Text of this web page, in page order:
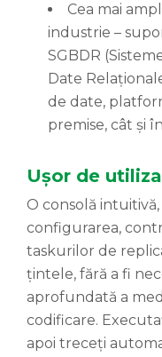
Cea mai
industrie –
SGBDR
Date
de date,
premise, cât și
Ușor de
O consolă
configurarea,
taskurilor de
țintele, fără a fi
aprofundată a
codificare.
apoi treceți